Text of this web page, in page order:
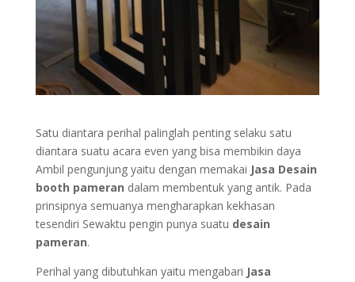
Satu diantara perihal palinglah penting selaku satu
diantara suatu acara even yang bisa membikin daya
Ambil pengunjung yaitu dengan memakai Jasa Desain
booth pameran dalam membentuk yang antik. Pada
prinsipnya semuanya mengharapkan kekhasan
tesendiri Sewaktu pengin punya suatu desain
pameran.
Perihal yang dibutuhkan yaitu mengabari Jasa